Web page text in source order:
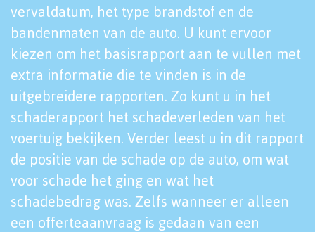
vervaldatum, het type brandstof en de
bandenmaten van de auto. U kunt ervoor
kiezen om het basisrapport aan te vullen met
extra informatie die te vinden is in de
uitgebreidere rapporten. Zo kunt u in het
schaderapport het schadeverleden van het
voertuig bekijken. Verder leest u in dit rapport
de positie van de schade op de auto, om wat
voor schade het ging en wat het
schadebedrag was. Zelfs wanneer er alleen
een offerteaanvraag is gedaan van een